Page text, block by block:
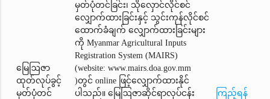
မြေဩဇာ
ထုတ်လုပ်ခွင့်
မှတ်ပုံတင်
မှတ်ပုံတင်ခြင်း၊ သိုလှောင်လိုင်စင်
လျှောက်ထားခြင်းနှင့် သွင်းကုန်လိုင်စင်
ထောက်ခံချက်‌ လျှောက်ထားခြင်းများ
ကို Myanmar Agricultural Inputs
Registration System (MAIRS)
(website: www.mairs.doa.gov.mm
)တွင် online ဖြင့်လျှောက်ထားနိုင်
ပါသည်။ မြေဩဇာဆိုင်ရာလုပ်ငန်း
ကြည့်ရန်